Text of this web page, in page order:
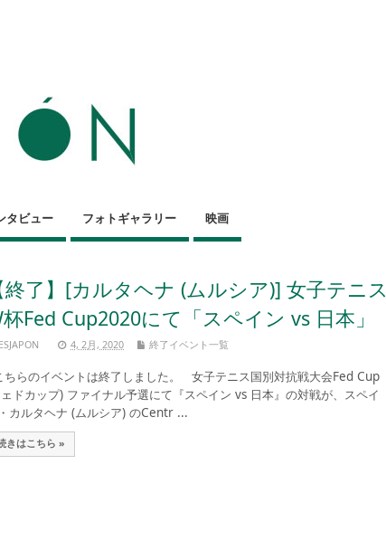
タビュー フォトギャラリー 映画
終了】[カルタヘナ (ムルシア)] 女子テニス
Fed Cup2020にて「スペイン vs 日本」
4, 2月, 2020 終了イベント一覧
らのイベントは終了しました。 女子テニス国別対抗戦大会Fed Cup
ドカップ) ファイナル予選にて『スペイン vs 日本』の対戦が、スペイ
カルタヘナ (ムルシア) のCentr ...
きはこちら »